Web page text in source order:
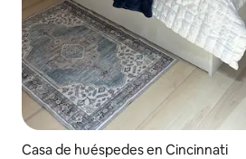
Casa de huéspedes en Cincinnati